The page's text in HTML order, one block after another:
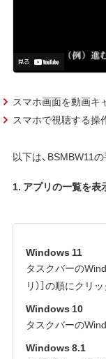
スマホ画面を動画キ
スマホで視聴する操
以下は、BSMBW11
1. アプリの一覧を表
Windows 11
タスクバーの
リ）］の順にクリ
Windows 10
タスクバーの
Windows 8.1